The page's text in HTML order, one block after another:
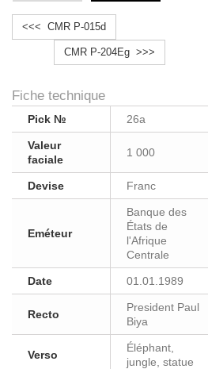
<<< CMR P-015d
CMR P-204Eg >>>
Fiche technique
Pick № 26a
Valeur
faciale
1 000
Devise Franc
Eméteur
Banque des
États de
l'Afrique
Centrale
Date 01.01.1989
Recto
President Paul
Biya
Verso
Éléphant,
jungle, statue